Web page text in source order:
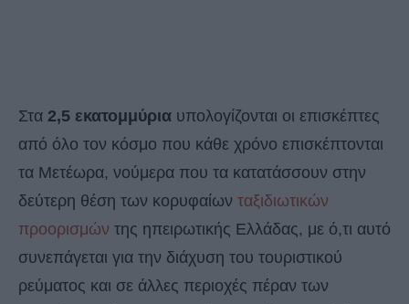
Στα 2,5 εκατομμύρια υπολογίζονται οι επισκέπτες
από όλο τον κόσμο που κάθε χρόνο επισκέπτονται
τα Μετέωρα, νούμερα που τα κατατάσσουν στην
δεύτερη θέση των κορυφαίων ταξιδιωτικών
προορισμών της ηπειρωτικής Ελλάδας, με ό,τι αυτό
συνεπάγεται για την διάχυση του τουριστικού
ρεύματος και σε άλλες περιοχές πέραν των